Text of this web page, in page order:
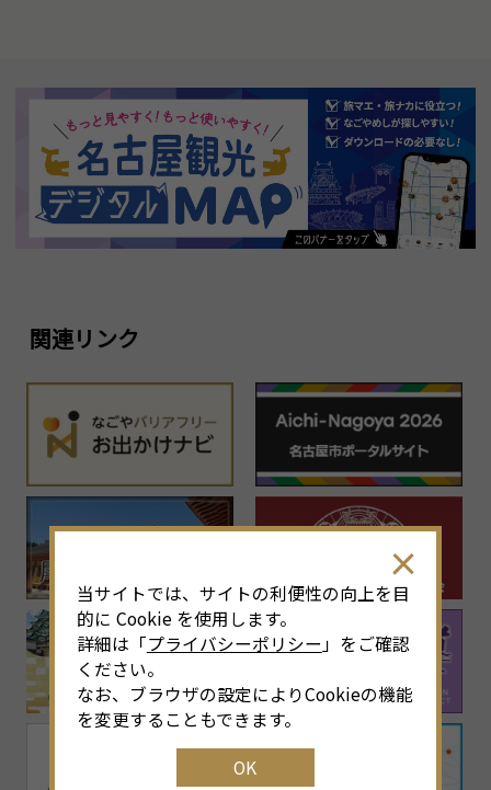
関連リンク
当サイトでは、サイトの利便性の向上を目
的に Cookie を使用します。
詳細は「プライバシーポリシー 」をご確認
ください。
なお、ブラウザの設定によりCookieの機能
を変更することもできます。
OK